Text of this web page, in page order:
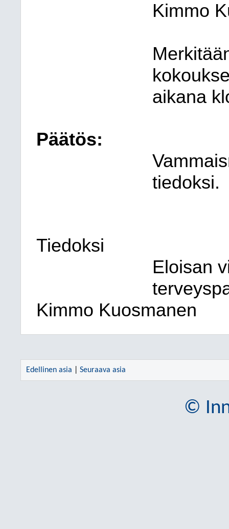
Kimmo
aikana
Päätös:
tiedoksi.
Tiedoksi
Eloisan
Kimmo Kuosmanen
Edellinen asia Seuraava asia
©